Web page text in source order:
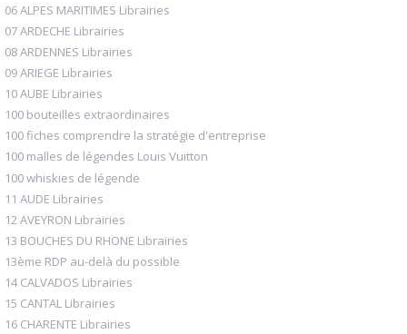
06 ALPES MARITIMES Librairies
07 ARDECHE Librairies
08 ARDENNES Librairies
09 ARIEGE Librairies
10 AUBE Librairies
100 bouteilles extraordinaires
100 fiches comprendre la stratégie d'entreprise
100 malles de légendes Louis Vuitton
100 whiskies de légende
11 AUDE Librairies
12 AVEYRON Librairies
13 BOUCHES DU RHONE Librairies
13ème RDP au-delà du possible
14 CALVADOS Librairies
15 CANTAL Librairies
16 CHARENTE Librairies